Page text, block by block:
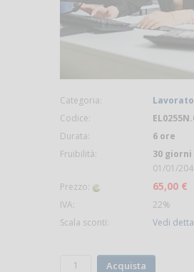
Categoria:
Codice:
Durata:
6 ore
Fruibilità:
30 giorni
01/01/
Prezzo:
65,00 €
IVA:
22%
Scala sconti:
Vedi
Acquista